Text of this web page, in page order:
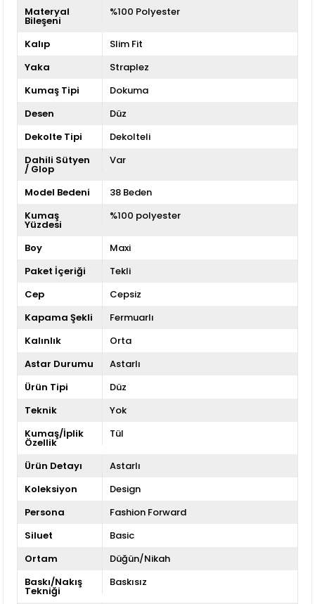
Materyal
Bileşeni
%100 Polyester
Kalıp
Slim Fit
Yaka
Straplez
Kumaş Tipi
Dokuma
Desen
Düz
Dekolte Tipi
Dekolteli
Dahili Sütyen
/ Glop
Var
Model Bedeni
38 Beden
Kumaş
Yüzdesi
%100 polyester
Boy
Maxi
Paket İçeriği
Tekli
Cep
Cepsiz
Kapama Şekli
Fermuarlı
Kalınlık
Orta
Astar Durumu
Astarlı
Ürün Tipi
Düz
Teknik
Yok
Kumaş/İplik
Özellik
Tül
Ürün Detayı
Astarlı
Koleksiyon
Design
Persona
Fashion Forward
Siluet
Basic
Ortam
Düğün/Nikah
Baskı/Nakış
Tekniği
Baskısız